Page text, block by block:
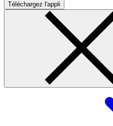
Téléchargez l'appli